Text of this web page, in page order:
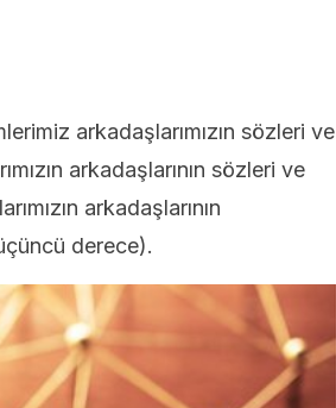
arkadaşlarımızın sözleri ve
arkadaşlarının sözleri ve
arkadaşlarının
derece).